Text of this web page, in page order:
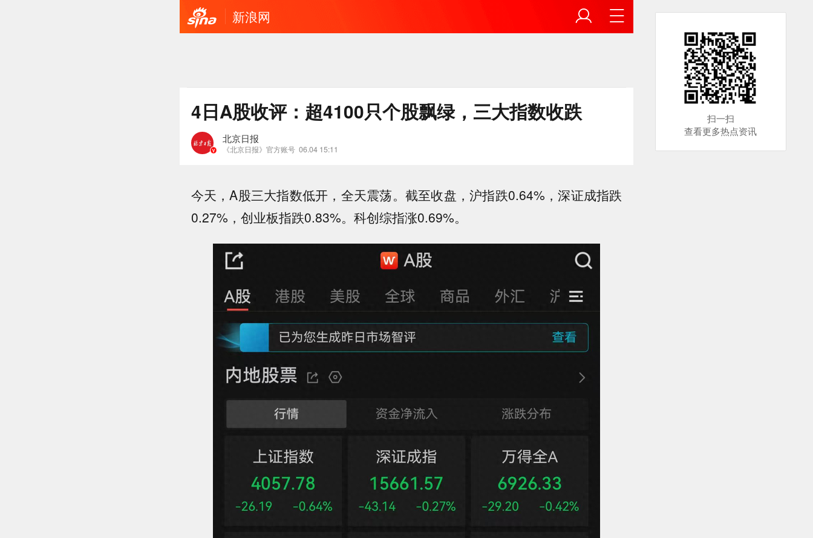
新浪网
4日A股收评：超4100只个股飘绿，三大指数收跌
北京日报
《北京日报》官方账号 06.04 15:11
今天，A股三大指数低开，全天震荡。截至收盘，沪指跌0.64%，深证成指跌
0.27%，创业板指跌0.83%。科创综指涨0.69%。
扫一扫
查看更多热点资讯